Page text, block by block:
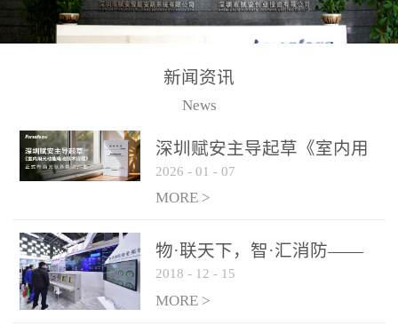
育馆、大型仓库和隧道空
间等，其建筑结构特殊、
火灾隐患多。一旦发生火
传统的火灾关测器无法被
及时缺发，不能及早发现
和有效扑救火火，这不仅
力和闲难，同时也将造成
巨大的经济损失和社会影
响，基至还会造成人员伤
亡。图像型火灾探测器正
高可靠的系统抗干扰技术
等多项专利技术和专有技
警领域三十多年技术积累
和工程实践的结晶。
新闻资讯
News
深圳赋安主导起草《室内用
光动能电池技术规程》 正式
布局光伏新能源产业
2026 - 01 - 07
MORE >
物·联天下，智·汇消防——
赋安F&S 2018上海消防展圆
满落幕
2018 - 12 - 15
MORE >